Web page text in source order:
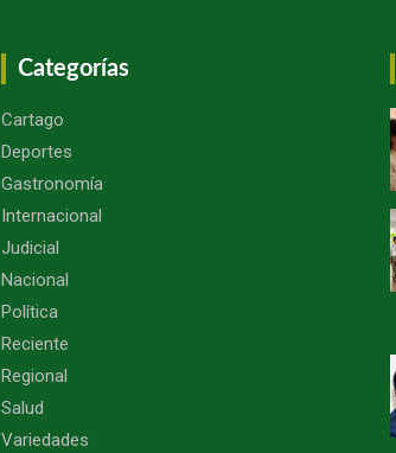
Categorías
Cartago
Deportes
Gastronomía
Internacional
Judicial
Nacional
Política
Reciente
Regional
Salud
Variedades